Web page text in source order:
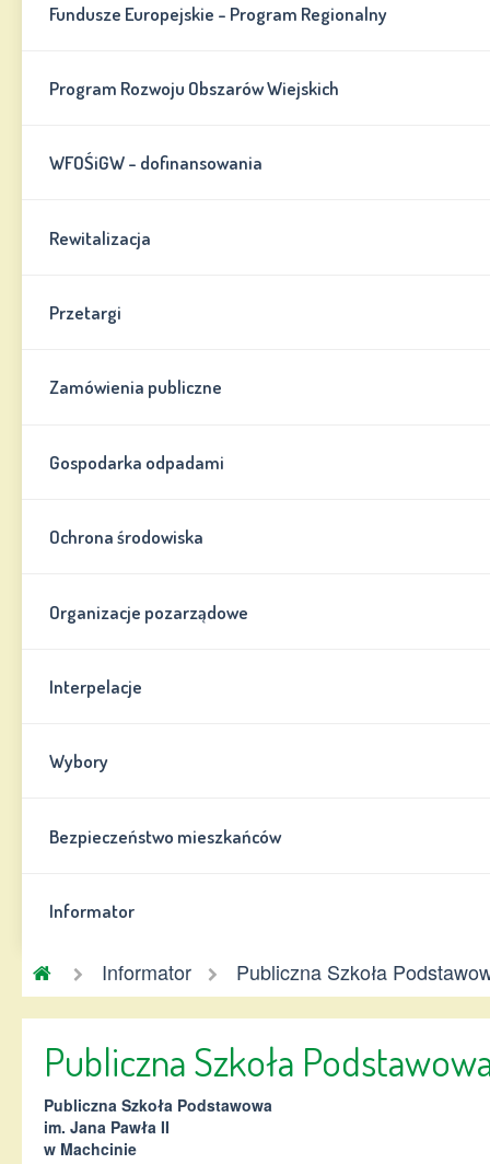
Fundusze Europejskie - Program Regionalny
Program Rozwoju Obszarów Wiejskich
WFOŚiGW - dofinansowania
Rewitalizacja
Przetargi
Zamówienia publiczne
Gospodarka odpadami
Ochrona środowiska
Organizacje pozarządowe
Interpelacje
Wybory
Bezpieczeństwo mieszkańców
Informator
Gmina
Chynów
Informator Publiczna Szkoła
Publiczna Szkoła
Publiczna Szkoła Podstawowa
im. Jana Pawła II
w Machcinie